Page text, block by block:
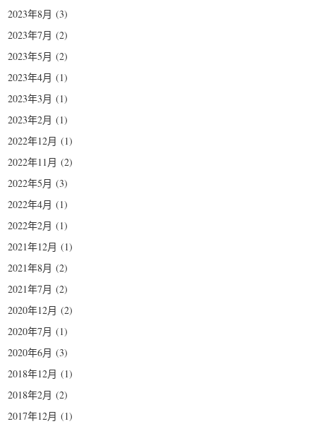
2023年8月 (3)
2023年7月 (2)
2023年5月 (2)
2023年4月 (1)
2023年3月 (1)
2023年2月 (1)
2022年12月 (1)
2022年11月 (2)
2022年5月 (3)
2022年4月 (1)
2022年2月 (1)
2021年12月 (1)
2021年8月 (2)
2021年7月 (2)
2020年12月 (2)
2020年7月 (1)
2020年6月 (3)
2018年12月 (1)
2018年2月 (2)
2017年12月 (1)